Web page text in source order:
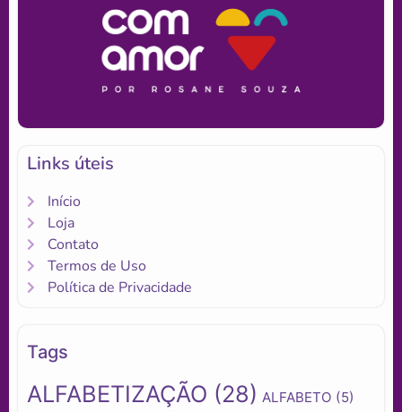
Links úteis
Início
Loja
Contato
Termos de Uso
Política de Privacidade
Tags
ALFABETIZAÇÃO (28) ALFABETO (5)